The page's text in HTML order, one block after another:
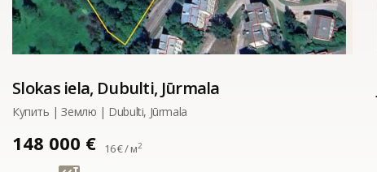
Slokas iela, Dubulti, Jūrmala
Купить | Землю | Dubulti, Jūrmala
148 000 € 16 € / м2